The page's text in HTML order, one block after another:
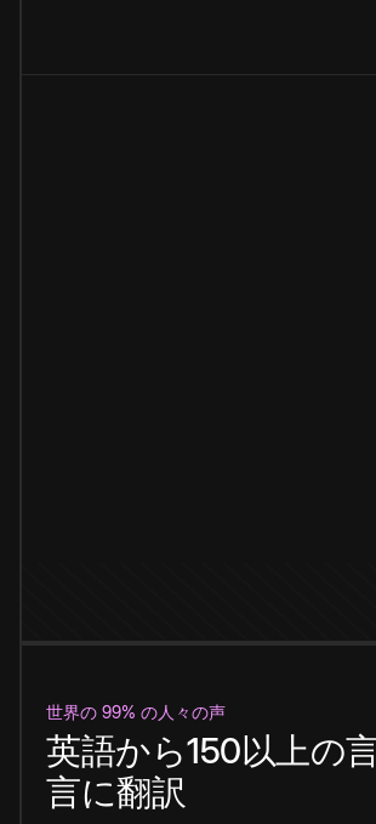
世界の 99% の人々の声
英語から150以上の
言に翻訳